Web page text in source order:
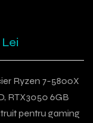
Ryzen 7-5800X
RTX3050 6GB
pentru gaming